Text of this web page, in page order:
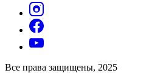
Все права защищены, 2025